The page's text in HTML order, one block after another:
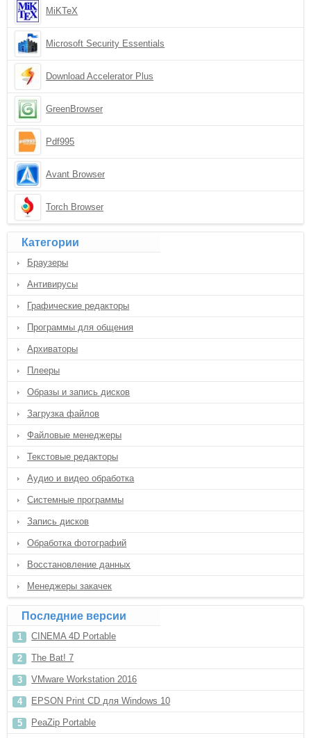
MiKTeX
Microsoft Security Essentials
Download Accelerator Plus
GreenBrowser
Pdf995
Avant Browser
Torch Browser
Категории
Браузеры
Антивирусы
Графические редакторы
Программы для общения
Архиваторы
Плееры
Образы и запись дисков
Загрузка файлов
Файловые менеджеры
Текстовые редакторы
Аудио и видео обработка
Системные программы
Запись дисков
Обработка фотографий
Восстановление данных
Менеджеры закачек
Последние версии
CINEMA 4D Portable
The Bat! 7
VMware Workstation 2016
EPSON Print CD для Windows 10
PeaZip Portable